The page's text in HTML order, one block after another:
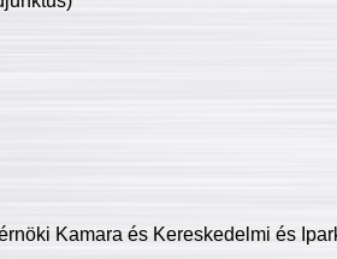
Kamara és Kereskedelmi és